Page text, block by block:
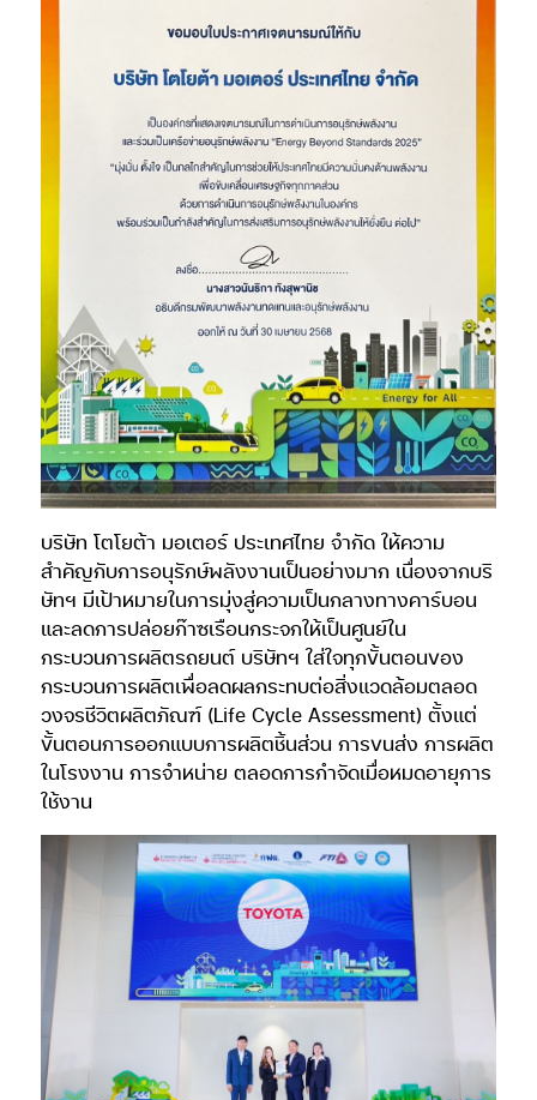
บริษัท โตโยต้า มอเตอร์ ประเทศไทย จำกัด ให้ความ
สำคัญกับการอนุรักษ์พลังงานเป็นอย่างมาก เนื่องจากบริ
ษัทฯ มีเป้าหมายในการมุ่งสู่ความเป็นกลางทางคาร์บอน
และลดการปล่อยก๊าซเรือนกระจกให้เป็นศูนย์ใน
กระบวนการผลิตรถยนต์ บริษัทฯ ใส่ใจทุกขั้นตอนของ
กระบวนการผลิตเพื่อลดผลกระทบต่อสิ่งแวดล้อมตลอด
วงจรชีวิตผลิตภัณฑ์ (Life Cycle Assessment) ตั้งแต่
ขั้นตอนการออกแบบการผลิตชิ้นส่วน การขนส่ง การผลิต
ในโรงงาน การจำหน่าย ตลอดการกำจัดเมื่อหมดอายุการ
ใช้งาน